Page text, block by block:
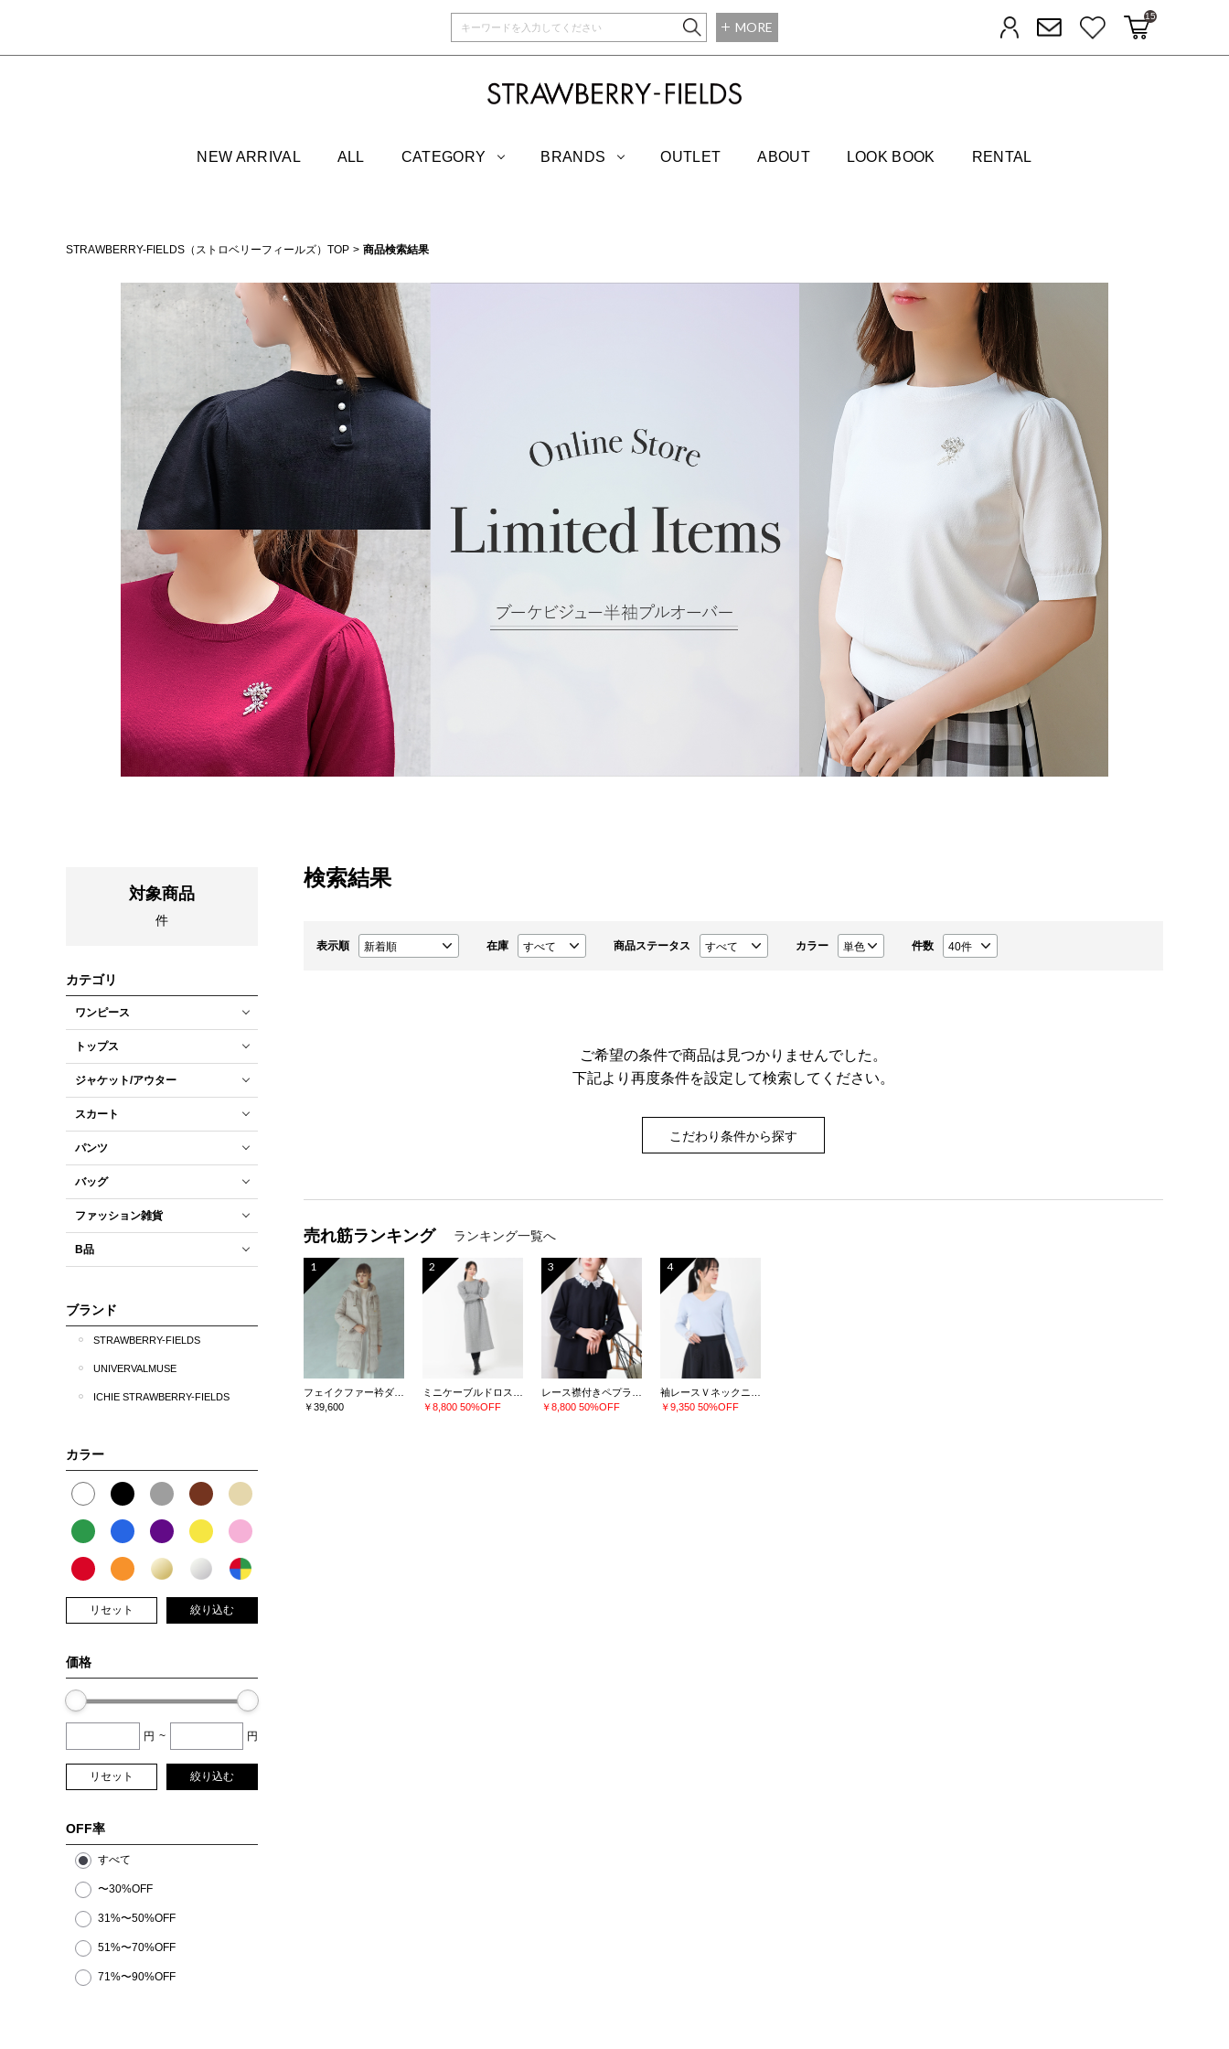
MORE ログイン メルマガ登録お気に入りカートに入れる
15
NEW ARRIVAL ALL CATEGORY BRANDS OUTLET ABOUT LOOK BOOK RENTAL
STRAWBERRY-FIELDS（ストロベリーフィールズ）TOP 商品検索結果
対象商品
件
カテゴリ
ワンピース
トップス
ジャケット/アウター
スカート
パンツ
バッグ
ファッション雑貨
B品
ブランド
STRAWBERRY-FIELDS
UNIVERVALMUSE
ICHIE STRAWBERRY-FIELDS
カラー
リセット 絞り込む
価格
円 ~ 円
リセット 絞り込む
OFF率
すべて
〜30%OFF
31%〜50%OFF
51%〜70%OFF
71%〜90%OFF
検索結果
表示順 在庫 商品ステータス カラー 件数
ご希望の条件で商品は見つかりませんでした。
下記より再度条件を設定して検索してください。
こだわり条件から探す
売れ筋ランキング ランキング一覧へ
1
￥39,600
2
￥8,800 50%OFF
3
￥8,800 50%OFF
4
￥9,350 50%OFF